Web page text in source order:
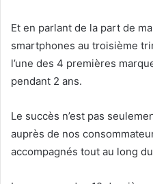
Et en parlant de la part de
smartphones au troisième
l’une des 4 premières
pendant 2 ans.
Le succès n’est pas
auprès de nos
accompagnés tout au long